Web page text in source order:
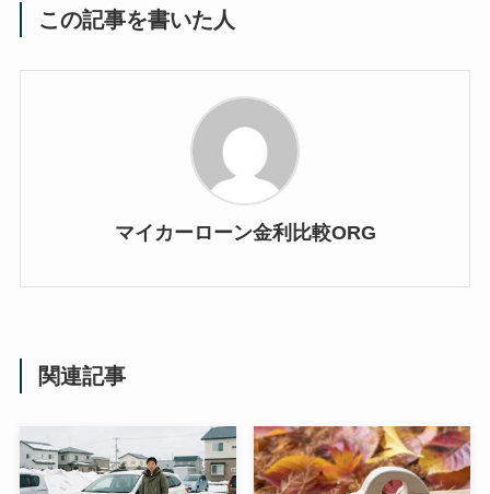
この記事を書いた人
マイカーローン金利比較ORG
関連記事